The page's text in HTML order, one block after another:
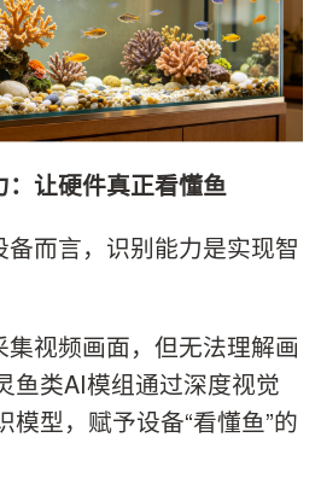
让硬件真正看懂鱼
而言，识别能力是实现智
视频画面，但无法理解画
鱼类AI模组通过深度视觉
模型，赋予设备“看懂鱼”的